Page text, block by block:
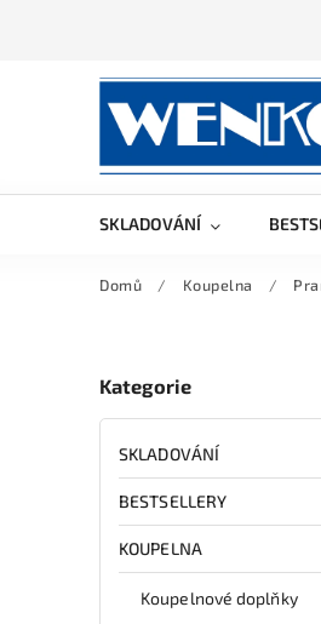
SKLADOVÁNÍ
Domů / Koupelna /
Kategorie
SKLADOVÁNÍ
BESTSELLERY
KOUPELNA
Koupelnové doplňky